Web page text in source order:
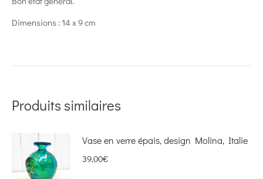
Dimensions : 14 x 9 cm
Produits similaires
Vase en verre épais, design Molina, Italie
39,00€